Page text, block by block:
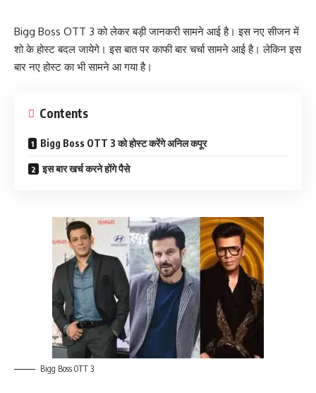
Bigg Boss OTT 3 को लेकर बड़ी जानकरी सामने आई है। इस नए सीजन में
शो के होस्ट बदल जायेगे। इस बात पर काफी बार चर्चा सामने आई है। लेकिन इस
बार नए होस्ट का भी सामने आ गया है।
Contents
Bigg Boss OTT 3 को होस्ट करेंगे अनिल कपूर
इस बार खर्च करने होंगे पैसे
Bigg Boss OTT 3